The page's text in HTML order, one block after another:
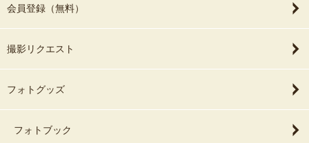
会員登録（無料）
撮影リクエスト
フォトグッズ
フォトブック